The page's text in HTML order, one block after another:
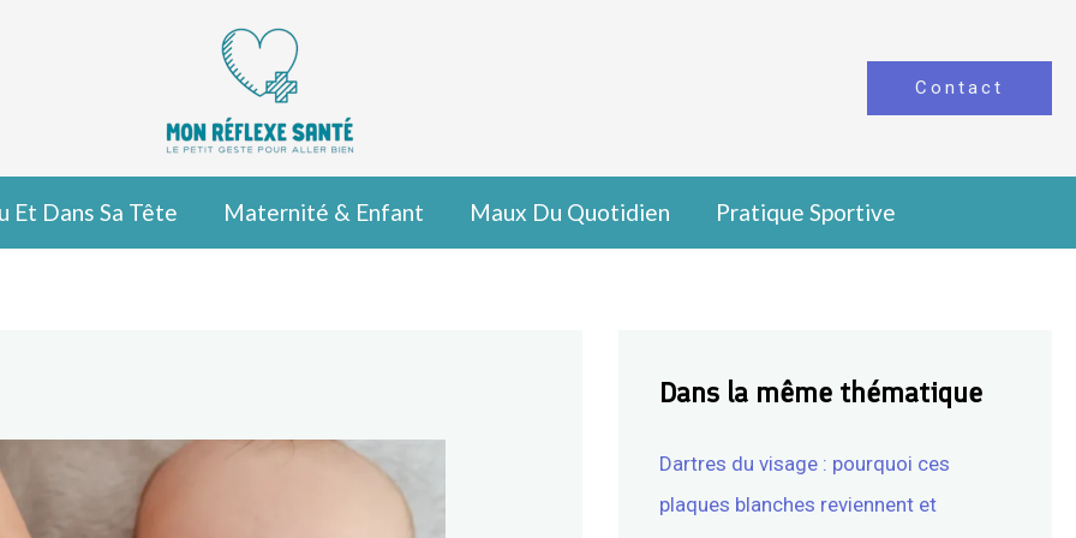
Contact
Et Dans Sa Tête Maternité & Enfant Maux Du Quotidien Pratique Sportive
Dans la même thématique
Dartres du visage : pourquoi ces
plaques blanches reviennent et